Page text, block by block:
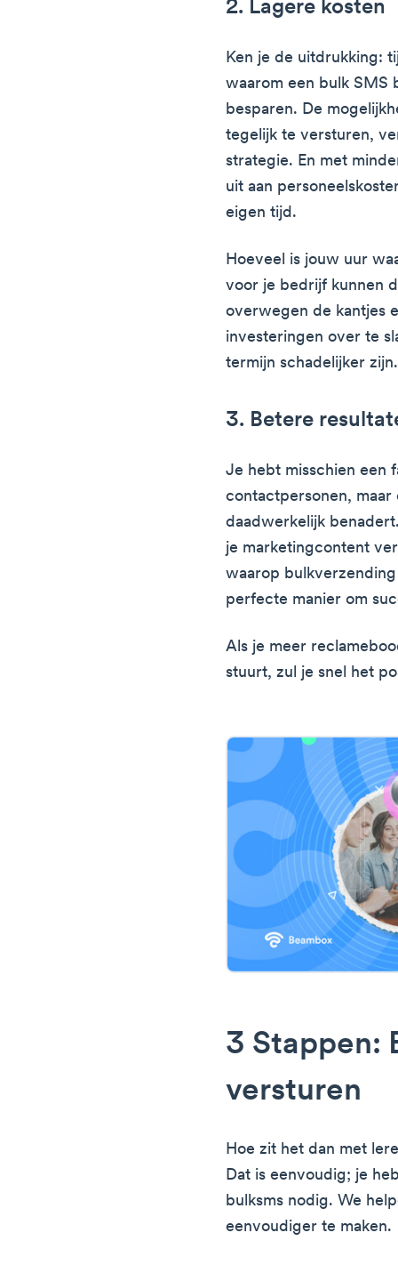
2. Lagere kosten
Ken je de uitdrukking:
waarom een bulk SMS
besparen. De
tegelijk te versturen,
strategie. En met
uit aan
eigen tijd.
Hoeveel is jouw uur
voor je bedrijf kunnen
overwegen de kantjes
investeringen over te
termijn schadelijker zijn.
3. Betere
Je hebt misschien een
contactpersonen, maar
daadwerkelijk
je marketingcontent
waarop
perfecte manier om
Als je meer
stuurt, zul je snel het
3 Stappen:
versturen
Hoe zit het dan met
Dat is eenvoudig; je
bulksms nodig. We
eenvoudiger te maken.